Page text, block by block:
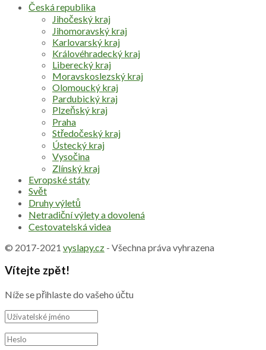
Česká republika
Jihočeský kraj
Jihomoravský kraj
Karlovarský kraj
Královéhradecký kraj
Liberecký kraj
Moravskoslezský kraj
Olomoucký kraj
Pardubický kraj
Plzeňský kraj
Praha
Středočeský kraj
Ústecký kraj
Vysočina
Zlínský kraj
Evropské státy
Svět
Druhy výletů
Netradiční výlety a dovolená
Cestovatelská videa
© 2017-2021 vyslapy.cz - Všechna práva vyhrazena
Vítejte zpět!
Níže se přihlaste do vašeho účtu